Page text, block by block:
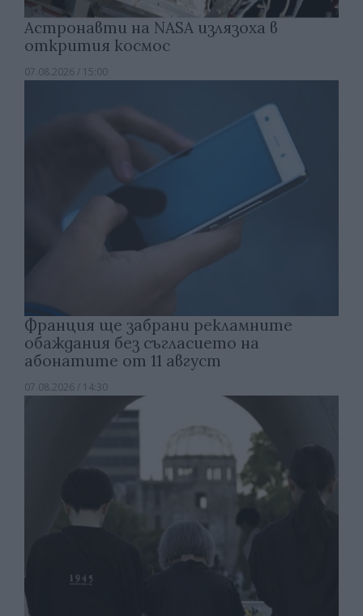
Астронавти на NASA излязоха в
открития космос
07.08.2026 / 15:00
Франция ще забрани рекламните
обаждания без съгласието на
абонатите от 11 август
07.08.2026 / 14:30